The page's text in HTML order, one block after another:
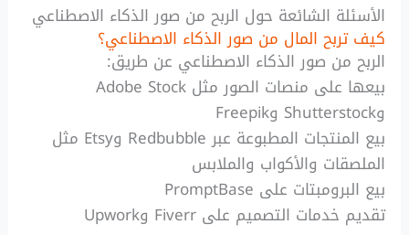
الأسئلة الشائعة حول الربح من صور الذكاء الاصطناعي
كيف تربح المال من صور الذكاء الاصطناعي؟
الربح من صور الذكاء الاصطناعي عن طريق:
بيعها على منصات الصور مثل Adobe Stock
وShutterstock وFreepik
بيع المنتجات المطبوعة عبر Redbubble وEtsy مثل
الملصقات والأكواب والملابس
بيع البرومبتات على PromptBase
تقديم خدمات التصميم على Fiverr وUpwork